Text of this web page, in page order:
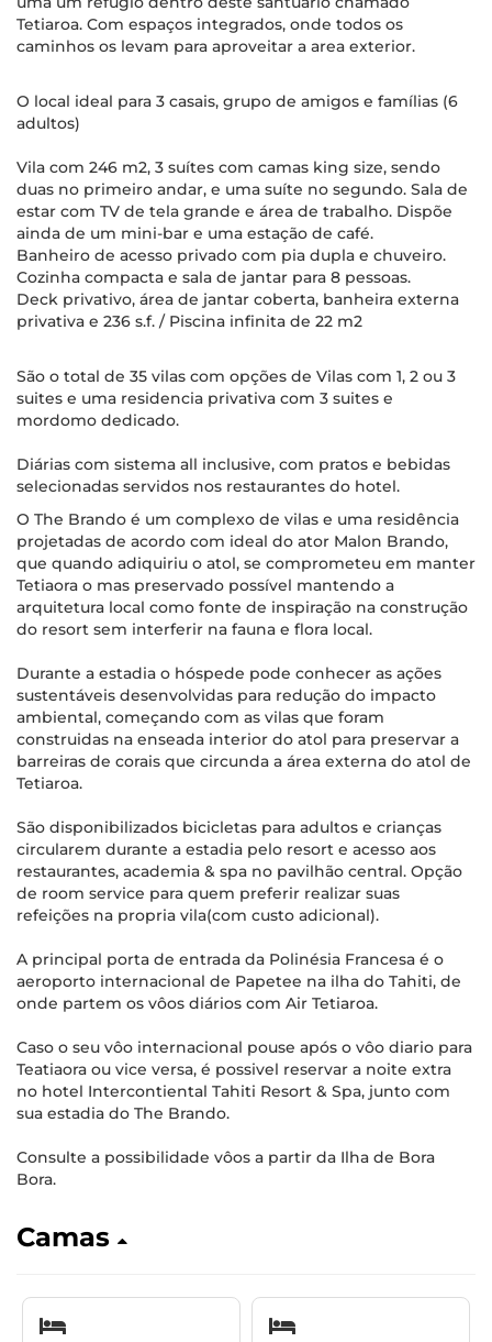
Tetiaroa. Com espaços integrados, onde todos os
caminhos os levam para aproveitar a area exterior.
O local ideal para 3 casais, grupo de amigos e famílias (6
adultos)
Vila com 246 m2, 3 suítes com camas king size, sendo
duas no primeiro andar, e uma suíte no segundo. Sala de
estar com TV de tela grande e área de trabalho. Dispõe
ainda de um mini-bar e uma estação de café.
Banheiro de acesso privado com pia dupla e chuveiro.
Cozinha compacta e sala de jantar para 8 pessoas.
Deck privativo, área de jantar coberta, banheira externa
privativa e 236 s.f. / Piscina infinita de 22 m2
São o total de 35 vilas com opções de Vilas com 1, 2 ou 3
suites e uma residencia privativa com 3 suites e
mordomo dedicado.
Diárias com sistema all inclusive, com pratos e bebidas
selecionadas servidos nos restaurantes do hotel.
O The Brando é um complexo de vilas e uma residência
projetadas de acordo com ideal do ator Malon Brando,
que quando adiquiriu o atol, se comprometeu em manter
Tetiaora o mas preservado possível mantendo a
arquitetura local como fonte de inspiração na construção
do resort sem interferir na fauna e flora local.
Durante a estadia o hóspede pode conhecer as ações
sustentáveis desenvolvidas para redução do impacto
ambiental, começando com as vilas que foram
construidas na enseada interior do atol para preservar a
barreiras de corais que circunda a área externa do atol de
Tetiaroa.
São disponibilizados bicicletas para adultos e crianças
circularem durante a estadia pelo resort e acesso aos
restaurantes, academia & spa no pavilhão central. Opção
de room service para quem preferir realizar suas
refeições na propria vila(com custo adicional).
A principal porta de entrada da Polinésia Francesa é o
aeroporto internacional de Papetee na ilha do Tahiti, de
onde partem os vôos diários com Air Tetiaroa.
Caso o seu vôo internacional pouse após o vôo diario para
Teatiaora ou vice versa, é possivel reservar a noite extra
no hotel Intercontiental Tahiti Resort & Spa, junto com
sua estadia do The Brando.
Consulte a possibilidade vôos a partir da Ilha de Bora
Bora.
Camas